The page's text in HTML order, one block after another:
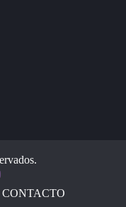
CONTACTO